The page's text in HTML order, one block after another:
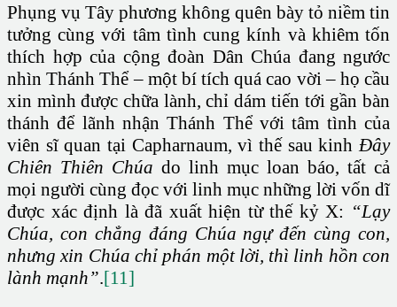
Phụng vụ Tây phương không quên bày tỏ niềm tin
tưởng cùng với tâm tình cung kính và khiêm tốn
thích hợp của cộng đoàn Dân Chúa đang ngước
nhìn Thánh Thể – một bí tích quá cao vời – họ cầu
xin mình được chữa lành, chỉ dám tiến tới gần bàn
thánh để lãnh nhận Thánh Thể với tâm tình của
viên sĩ quan tại Capharnaum, vì thế sau kinhĐây
Chiên Thiên Chúa do linh mục loan báo, tất cả
mọi người cùng đọc với linh mục những lời vốn dĩ
được xác định là đã xuất hiện từ thế kỷ X: “Lạy
Chúa, con chẳng đáng Chúa ngự đến cùng con,
nhưng xin Chúa chỉ phán một lời, thì linh hồn con
lành mạnh”.[11]